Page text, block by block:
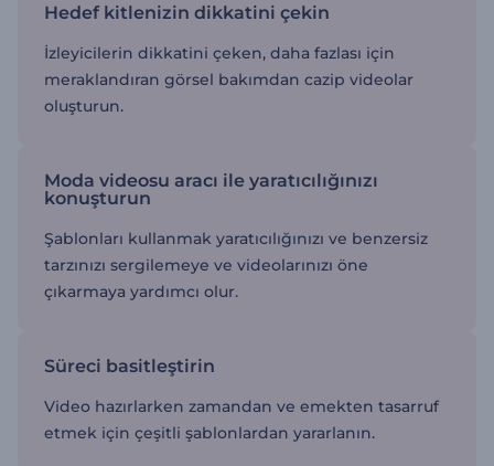
Hedef kitlenizin dikkatini çekin
İzleyicilerin dikkatini çeken, daha fazlası için
meraklandıran görsel bakımdan cazip videolar
oluşturun.
Moda videosu aracı ile yaratıcılığınızı
konuşturun
Şablonları kullanmak yaratıcılığınızı ve benzersiz
tarzınızı sergilemeye ve videolarınızı öne
çıkarmaya yardımcı olur.
Süreci basitleştirin
Video hazırlarken zamandan ve emekten tasarruf
etmek için çeşitli şablonlardan yararlanın.